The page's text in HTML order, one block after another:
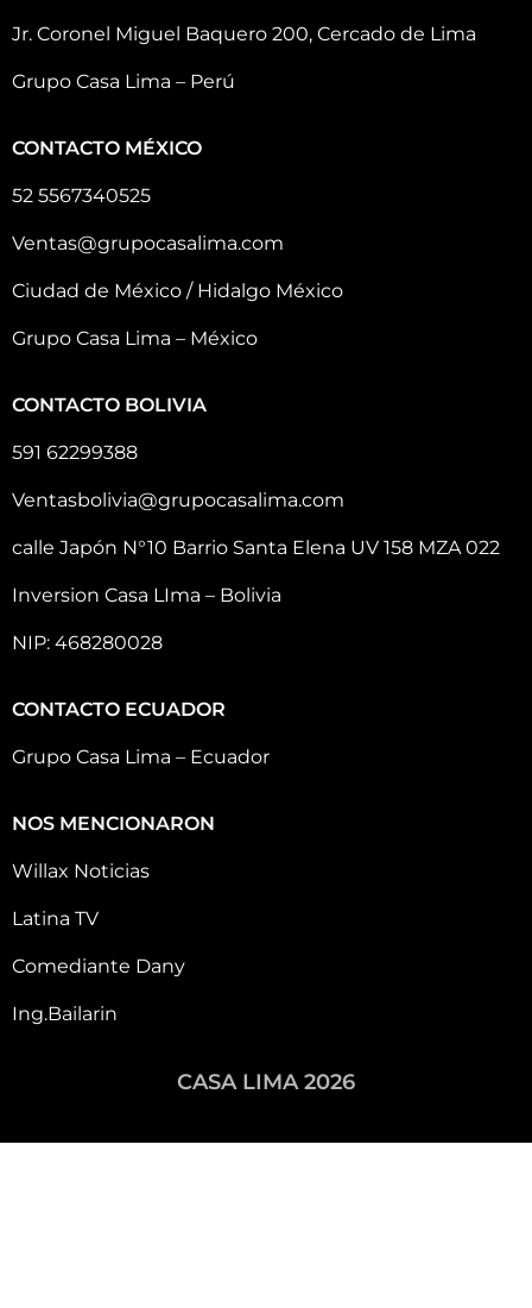
Jr. Coronel Miguel Baquero 200, Cercado de Lima
Grupo Casa Lima – Perú
CONTACTO MÉXICO
52 5567340525
Ventas@grupocasalima.com
Ciudad de México / Hidalgo México
Grupo Casa Lima – México
CONTACTO BOLIVIA
591 62299388
Ventasbolivia@grupocasalima.com
calle Japón N°10 Barrio Santa Elena UV 158 MZA 022
Inversion Casa LIma – Bolivia
NIP: 468280028
CONTACTO ECUADOR
Grupo Casa Lima – Ecuador
NOS MENCIONARON
Willax Noticias
Latina TV
Comediante Dany
Ing.Bailarin
CASA LIMA 2026